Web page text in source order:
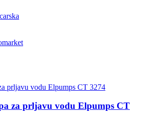
za prljavu vodu Elpumps CT